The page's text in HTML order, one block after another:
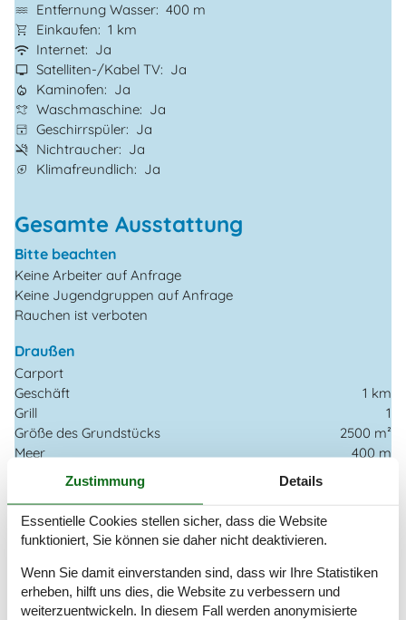
Entfernung Wasser 400 m
Einkaufen
1 km
Internet
Ja
Satelliten-/Kabel TV
Ja
Kaminofen
Ja
Waschmaschine
Ja
Geschirrspüler
Ja
Nichtraucher
Ja
Klimafreundlich
Ja
Gesamte Ausstattung
Bitte beachten
Keine Arbeiter auf Anfrage
Keine Jugendgruppen auf Anfrage
Rauchen ist verboten
Draußen
Carport
Geschäft
1 km
Grill
1
Größe des Grundstücks
2500 m²
Meer
400 m
Naturstandort
Parkplatz beim Haus
Sandkasten
Terrasse
Werkzeugschuppen
Überdachte Terrasse
Einrichtung
Zustimmung Details
Essentielle Cookies stellen sicher, dass die Website
funktioniert, Sie können sie daher nicht deaktivieren.
Wenn Sie damit einverstanden sind, dass wir Ihre Statistiken
erheben, hilft uns dies, die Website zu verbessern und
weiterzuentwickeln. In diesem Fall werden anonymisierte